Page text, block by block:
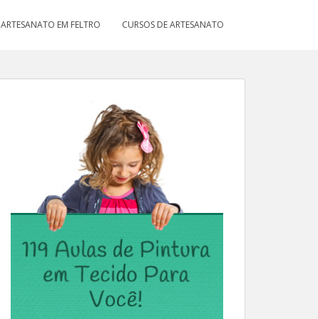
ARTESANATO EM FELTRO CURSOS DE ARTESANATO